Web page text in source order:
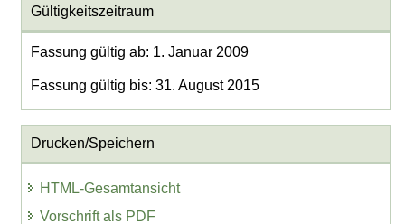
Gültigkeitszeitraum
Fassung gültig ab: 1. Januar 2009
Fassung gültig bis: 31. August 2015
Drucken/Speichern
HTML-Gesamtansicht
Vorschrift als PDF